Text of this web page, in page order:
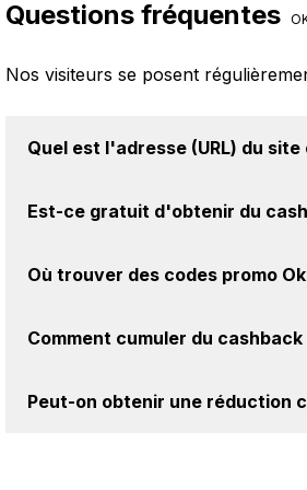
Questions fréquentes
Nos visiteurs se posent
Quel est l'adresse (URL) du site
intéressant de vérifier l'URL du
Est-ce gratuit d'obtenir du
Okamac. Oui, c'est donc gratuit
Où trouver des codes promo
BackBackBack, vous les
Comment cumuler du cashback
le cashback, réalisez votre
Peut-on obtenir une réduction